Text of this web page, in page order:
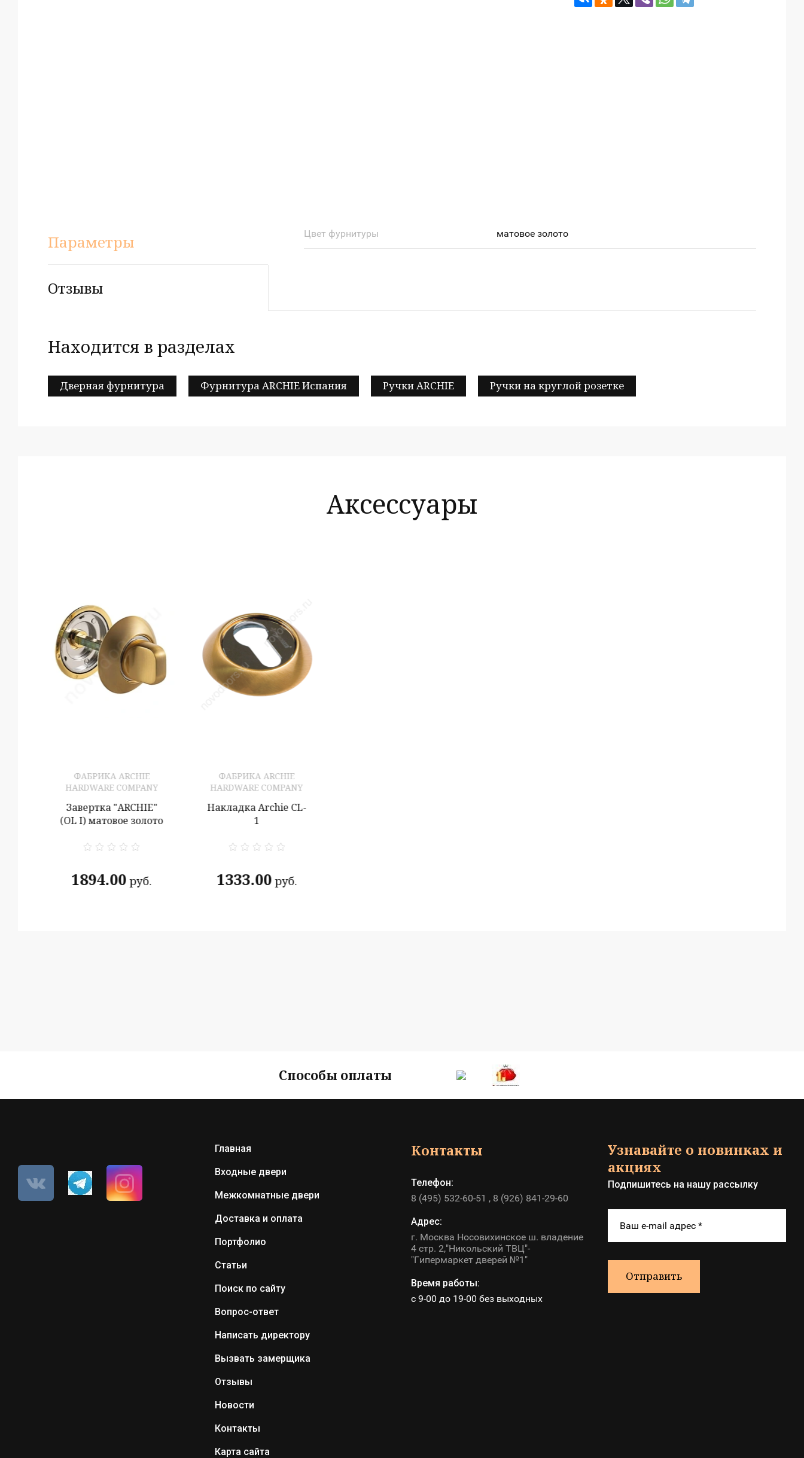
Параметры
Отзывы
Цвет фурнитуры матовое золото
Находится в разделах
Дверная фурнитура Фурнитура ARCHIE Испания Ручки ARCHIE Ручки на круглой розетке
Аксессуары
ФАБРИКА ARCHIE
HARDWARE COMPANY
Завертка "ARCHIE"
(OL I) матовое золото
1894.00 руб.
ФАБРИКА ARCHIE
HARDWARE COMPANY
Накладка Archie CL-
1
1333.00 руб.
Способы оплаты
Главная
Входные двери
Межкомнатные двери
Доставка и оплата
Портфолио
Статьи
Поиск по сайту
Вопрос-ответ
Написать директору
Вызвать замерщика
Отзывы
Новости
Контакты
Карта сайта
Контакты
Телефон:
8 (495) 532-60-51
8 (926) 841-29-60
Адрес:
г. Москва Носовихинское ш. владение
4 стр. 2,"Никольский ТВЦ"-
"Гипермаркет дверей №1"
Время работы:
с 9-00 до 19-00 без выходных
Узнавайте о новинках и
акциях
Подпишитесь на нашу рассылку
Отправить